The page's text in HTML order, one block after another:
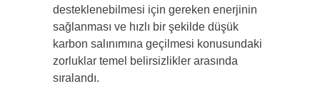
desteklenebilmesi için gereken enerjinin
sağlanması ve hızlı bir şekilde düşük
karbon salınımına geçilmesi konusundaki
zorluklar temel belirsizlikler arasında
sıralandı.